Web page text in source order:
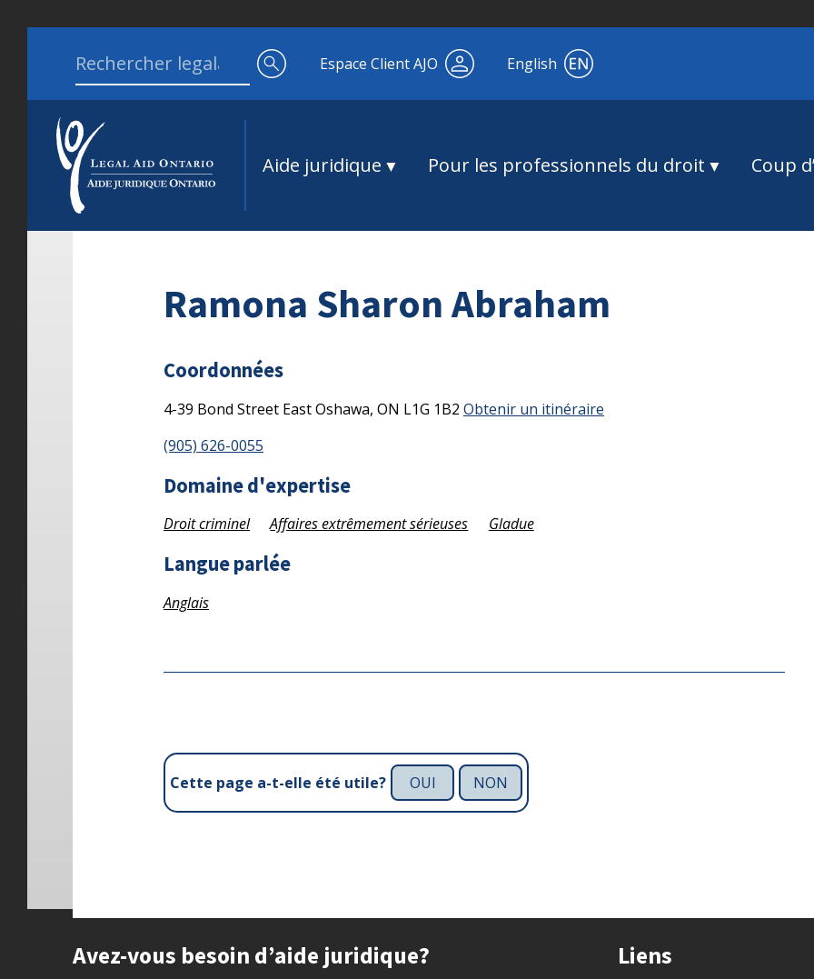
Search for:
Espace Client AJO English
Aide juridique Pour les professionnels du droit Coup
Ramona Sharon Abraham
Coordonnées
4-39 Bond Street EastOshawa, ON L1G 1B2 Obtenir un itinéraire
(905) 626-0055
Domaine d'expertise
Droit criminel Affaires extrêmement sérieuses Gladue
Langue parlée
Anglais
Cette page a-t-elle été utile? OUI NON
Site footer
Avez-vous besoin d’aide juridique? Liens